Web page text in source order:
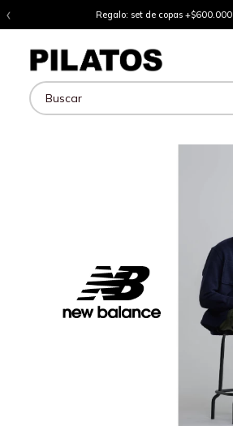
‹ Regalo: set de copas +$600.000
Buscar